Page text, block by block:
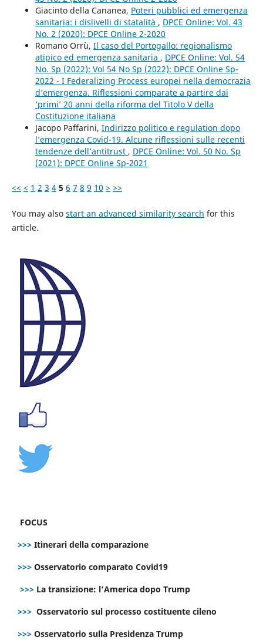
Giacinto della Cananea, Poteri pubblici ed emergenza
sanitaria: i dislivelli di statalità , DPCE Online: Vol. 43
No. 2 (2020): DPCE Online 2-2020
Romano Orrù, Il caso del Portogallo: regionalismo
atipico ed emergenza sanitaria , DPCE Online: Vol. 54
No. Sp (2022): Vol 54 No Sp (2022): DPCE Online Sp-
2022 - I Federalizing Process europei nella democrazia
d’emergenza. Riflessioni comparate a partire dai
‘primi’ 20 anni della riforma del Titolo V della
Costituzione italiana
Jacopo Paffarini, Indirizzo politico e regulation dopo
l’emergenza Covid-19. Alcune riflessioni sulle recenti
tendenze dell’antitrust , DPCE Online: Vol. 50 No. Sp
(2021): DPCE Online Sp-2021
<< < 1 2 3 4 5 6 7 8 9 10 > >>
You may also start an advanced similarity search for this
article.
FOCUS
>>> Itinerari della comparazione
>>> Osservatorio comparato Covid19
>>> La transizione: l’America dopo Trump
>>> Osservatorio sul processo costituente cileno
>>> Osservatorio sulla Presidenza Trump